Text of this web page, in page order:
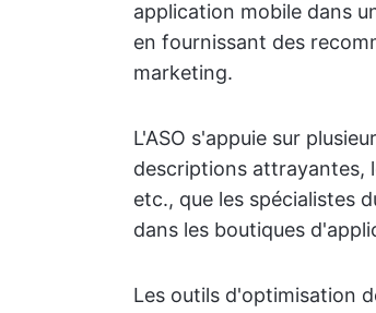
application mobile dans
en fournissant des
marketing.
L'ASO s'appuie sur
descriptions attrayantes,
etc., que les spécialistes
dans les boutiques
Les outils d'optimisation